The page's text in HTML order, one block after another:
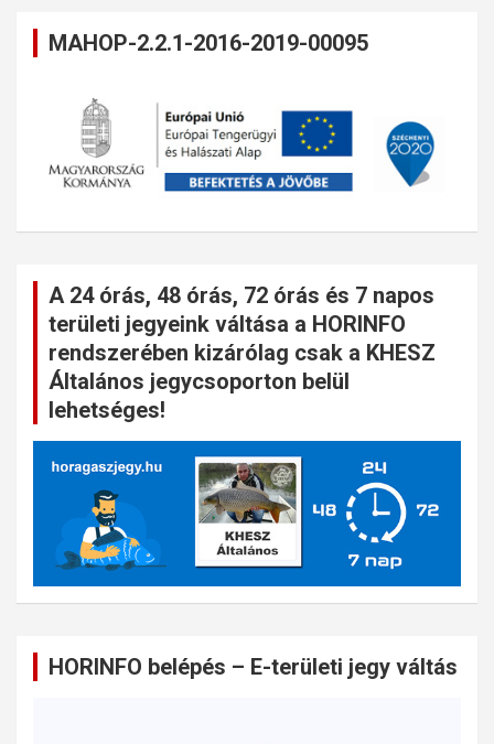
MAHOP-2.2.1-2016-2019-00095
A 24 órás, 48 órás, 72 órás és 7 napos
területi jegyeink váltása a HORINFO
rendszerében kizárólag csak a KHESZ
Általános jegycsoporton belül
lehetséges!
HORINFO belépés – E-területi jegy váltás